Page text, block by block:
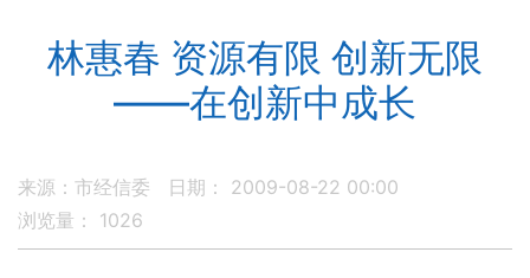
林惠春 资源有限 创新无限
――在创新中成长
来源：市经信委
日期： 2009-08-22 00:00
浏览量： 1026